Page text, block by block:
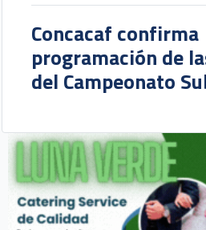
Concacaf confirma
programación de
del Campeonato